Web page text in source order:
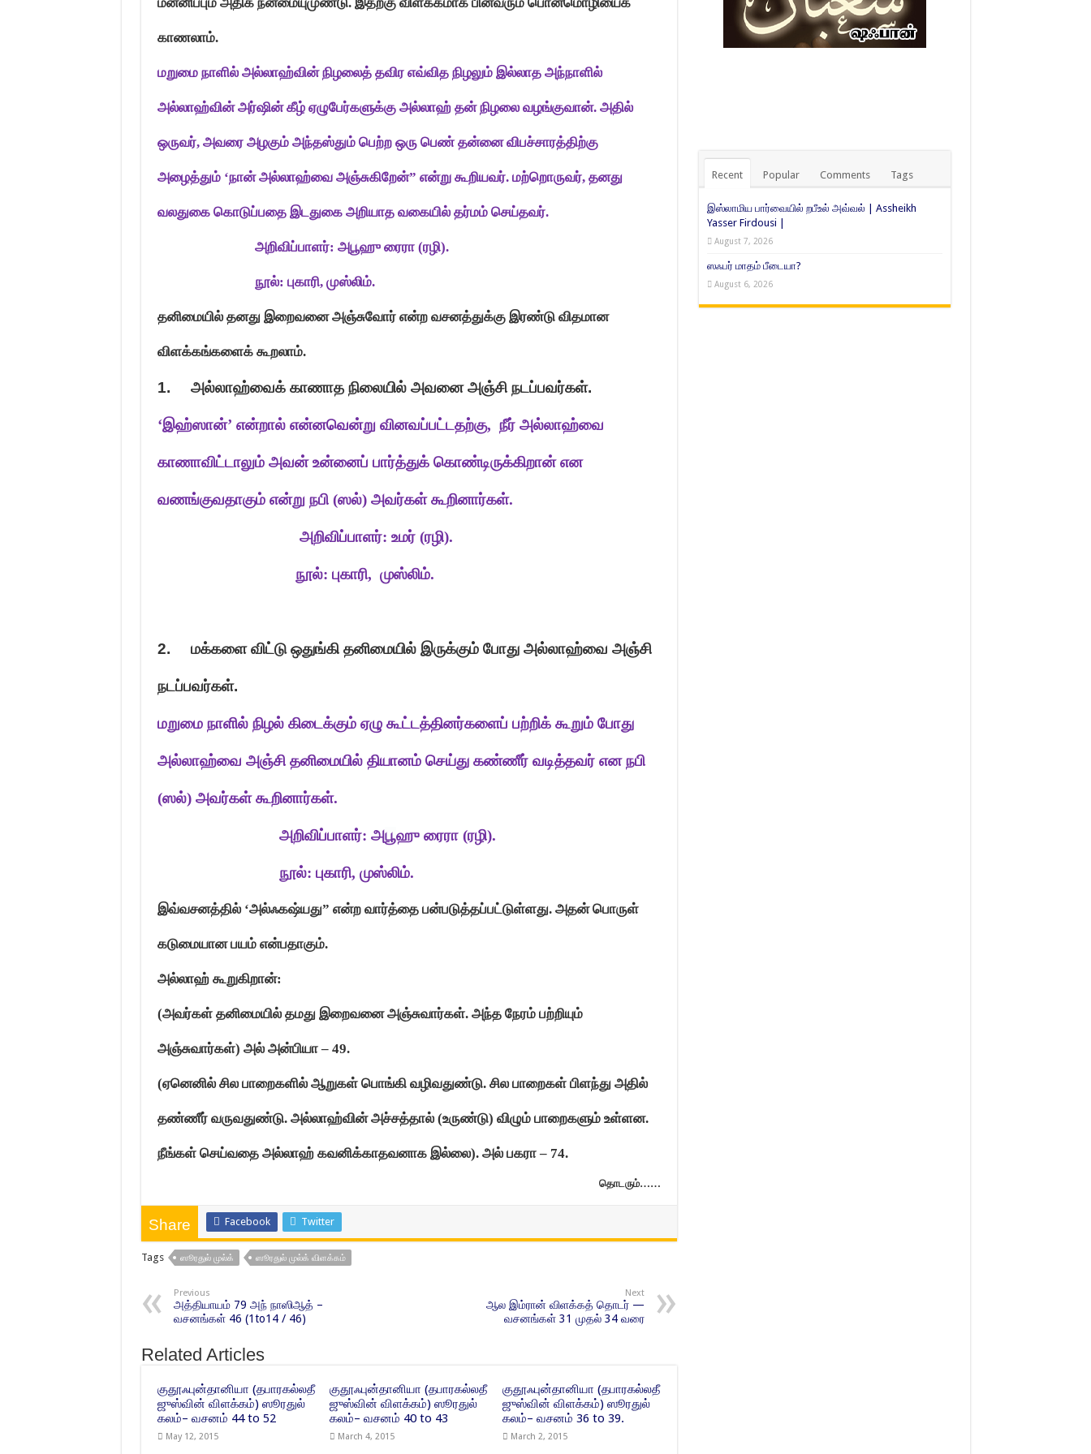
காணலாம்.
மறுமை நாளில் அல்லாஹ்வின் நிழலைத் தவிர எவ்வித நிழலும் இல்லாத அந்நாளில்
அல்லாஹ்வின் அர்ஷின் கீழ் ஏழுபேர்களுக்கு அல்லாஹ் தன் நிழலை வழங்குவான். அதில்
ஒருவர், அவரை அழகும் அந்தஸ்தும் பெற்ற ஒரு பெண் தன்னை விபச்சாரத்திற்கு
அழைத்தும் ‘நான் அல்லாஹ்வை அஞ்சுகிறேன்” என்று கூறியவர். மற்றொருவர், தனது
வலதுகை கொடுப்பதை இடதுகை அறியாத வகையில் தர்மம் செய்தவர்.
அறிவிப்பாளர்: அபூஹு ரைரா (ரழி).
நூல்: புகாரி, முஸ்லிம்.
தனிமையில் தனது இறைவனை அஞ்சுவோர் என்ற வசனத்துக்கு இரண்டு விதமான
விளக்கங்களைக் கூறலாம்.
1. அல்லாஹ்வைக் காணாத நிலையில் அவனை அஞ்சி நடப்பவர்கள்.
‘இஹ்ஸான்’ என்றால் என்னவென்று வினவப்பட்டதற்கு, நீர் அல்லாஹ்வை
காணாவிட்டாலும் அவன் உன்னைப் பார்த்துக் கொண்டிருக்கிறான் என
வணங்குவதாகும் என்று நபி (ஸல்) அவர்கள் கூறினார்கள்.
அறிவிப்பாளர்: உமர் (ரழி).
நூல்: புகாரி, முஸ்லிம்.
2. மக்களை விட்டு ஒதுங்கி தனிமையில் இருக்கும் போது அல்லாஹ்வை அஞ்சி
நடப்பவர்கள்.
மறுமை நாளில் நிழல் கிடைக்கும் ஏழு கூட்டத்தினர்களைப் பற்றிக் கூறும் போது
அல்லாஹ்வை அஞ்சி தனிமையில் தியானம் செய்து கண்ணீர் வடித்தவர் என நபி
(ஸல்) அவர்கள் கூறினார்கள்.
அறிவிப்பாளர்: அபூஹு ரைரா (ரழி).
நூல்: புகாரி, முஸ்லிம்.
இவ்வசனத்தில் ‘அல்ஃகஷ்யது” என்ற வார்த்தை பன்படுத்தப்பட்டுள்ளது. அதன் பொருள்
கடுமையான பயம் என்பதாகும்.
அல்லாஹ் கூறுகிறான்:
(அவர்கள் தனிமையில் தமது இறைவனை அஞ்சுவார்கள். அந்த நேரம் பற்றியும்
அஞ்சுவார்கள்) அல் அன்பியா – 49.
(ஏனெனில் சில பாறைகளில் ஆறுகள் பொங்கி வழிவதுண்டு. சில பாறைகள் பிளந்து அதில்
தண்ணீர் வருவதுண்டு. அல்லாஹ்வின் அச்சத்தால் (உருண்டு) விழும் பாறைகளும் உள்ளன.
நீங்கள் செய்வதை அல்லாஹ் கவனிக்காதவனாக இல்லை). அல் பகரா – 74.
தொடரும்……
Share Facebook Twitter
Tags ஸூரதுல் முல்க் ஸூரதுல் முல்க் விளக்கம்
Previous
அத்தியாயம் 79 அந் நாஸிஆத் –
வசனங்கள் 46 (1to14 / 46)
Next
ஆல இம்ரான் விளக்கத் தொடர் —
வசனங்கள் 31 முதல் 34 வரை
Related Articles
குதூஃபுன்தானியா (தபாரகல்லதீ
ஜுஸ்வின் விளக்கம்) ஸூரதுல்
கலம்– வசனம் 44 to 52
May 12, 2015
குதூஃபுன்தானியா (தபாரகல்லதீ
ஜுஸ்வின் விளக்கம்) ஸூரதுல்
கலம்– வசனம் 40 to 43
March 4, 2015
குதூஃபுன்தானியா (தபாரகல்லதீ
ஜுஸ்வின் விளக்கம்) ஸூரதுல்
கலம்– வசனம் 36 to 39.
March 2, 2015
Recent Popular Comments Tags
இஸ்லாமிய பார்வையில் றபீஉல் அவ்வல் | Assheikh
Yasser Firdousi |
August 7, 2026
ஸஃபர் மாதம் பீடையா?
August 6, 2026